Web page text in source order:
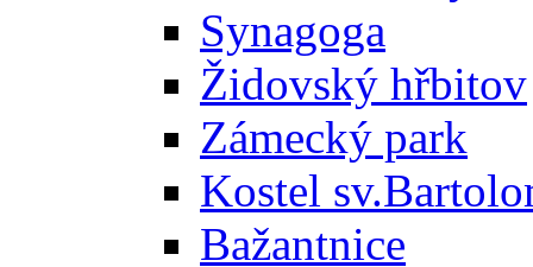
Synagoga
Židovský hřbitov
Zámecký park
Kostel
Bažantnice